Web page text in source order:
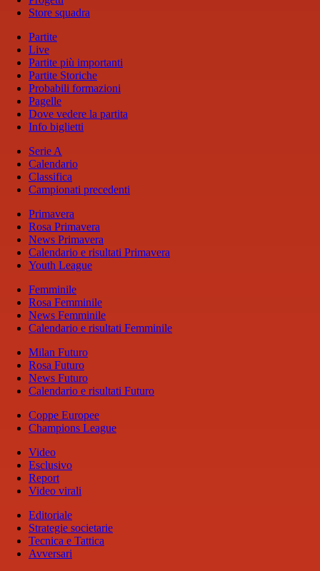
Store squadra
Partite
Live
Partite più importanti
Partite Storiche
Probabili formazioni
Pagelle
Dove vedere la partita
Info biglietti
Serie A
Calendario
Classifica
Campionati precedenti
Primavera
Rosa Primavera
News Primavera
Calendario e risultati Primavera
Youth League
Femminile
Rosa Femminile
News Femminile
Calendario e risultati Femminile
Milan Futuro
Rosa Futuro
News Futuro
Calendario e risultati Futuro
Coppe Europee
Champions League
Video
Esclusivo
Report
Video virali
Editoriale
Strategie societarie
Tecnica e Tattica
Avversari